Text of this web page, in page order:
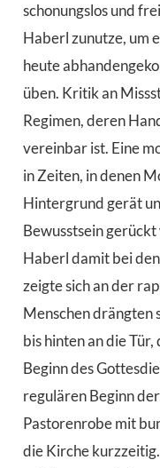
schonungslos und
Haberl zunutze, um
heute
üben. Kritik an
Regimen, deren
vereinbar ist. Eine
in Zeiten, in denen
Hintergrund gerät
Bewusstsein
Haberl damit bei
zeigte sich an der
Menschen drängten
bis hinten an die
Beginn des
regulären Beginn
Pastorenrobe mit
die Kirche